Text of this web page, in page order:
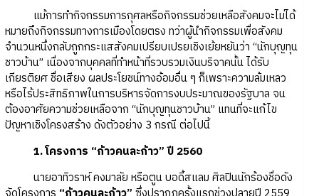
แม้การทำกิจกรรมการกุศลหรือกิจกรรมช่วยเหลือสังคมจะไม่ได้
หมายถึงกิจกรรมทางการเมืองโดยตรง ทว่าผู้นำกิจกรรมเพื่อสังคม
จำนวนหนึ่งกลับถูกกระแสสังคมเปรียบเปรยเชิงเย้ยหยันว่า “นักบุญทุน
ชาวบ้าน” เนื่องจากบุคคลที่ทำหน้าที่รวบรวมเงินบริจาคนั้น ได้รับ
เกียรติยศ ชื่อเสียง ผลประโยชน์ทางอ้อมอื่น ๆ ก็เพราะความล้มเหลว
หรือไร้ประสิทธิภาพในการบริหารจัดการงบประมาณของรัฐบาล จน
ต้องอาศัยความช่วยเหลือจาก “นักบุญทุนชาวบ้าน” แทนที่จะแก้ไข
ปัญหาเชิงโครงสร้าง ดังตัวอย่าง 3 กรณี ต่อไปนี้
1. โครงการ “ก้าวคนละก้าว” ปี 2560
นายอาทิวราห์ คงมาลัย หรือตูน บอดี้สแลม ศิลปินนักร้องชื่อดัง